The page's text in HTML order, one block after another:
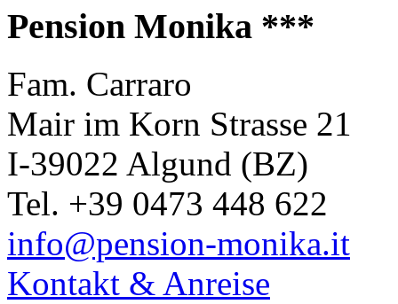
Pension Monika ***
Fam. Carraro
Mair im Korn Strasse 21
I-39022 Algund (BZ)
Tel. +39 0473 448 622
info@pension-monika.it
Kontakt & Anreise